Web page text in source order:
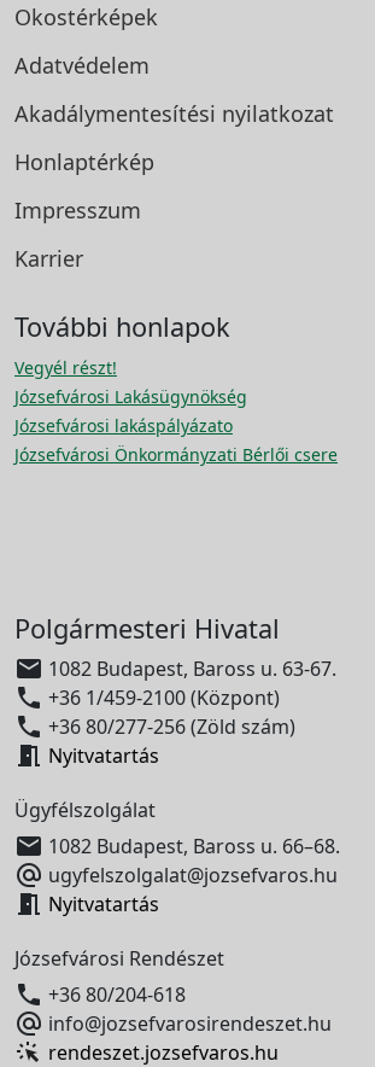
Okostérképek
Adatvédelem
Akadálymentesítési nyilatkozat
Honlaptérkép
Impresszum
Karrier
További honlapok
Vegyél részt!
Józsefvárosi Lakásügynökség
Józsefvárosi lakáspályázato
Józsefvárosi Önkormányzati Bérlői csere
Polgármesteri Hivatal
 1082 Budapest, Baross u. 63-67.
 +36 1/459-2100 (Központ)
 +36 80/277-256 (Zöld szám)
 Nyitvatartás
Ügyfélszolgálat
 1082 Budapest, Baross u. 66–68.
 ugyfelszolgalat@jozsefvaros.hu
 Nyitvatartás
Józsefvárosi Rendészet
 +36 80/204-618
 info@jozsefvarosirendeszet.hu
rendeszet.jozsefvaros.hu